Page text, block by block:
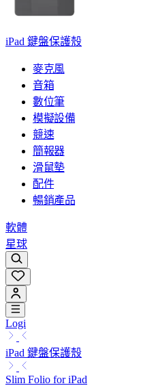
iPad 鍵盤保護殼
麥克風
音箱
數位筆
模擬設備
競速
簡報器
滑鼠墊
配件
暢銷產品
軟體
星球
Logi
iPad 鍵盤保護殼
Slim Folio for iPad